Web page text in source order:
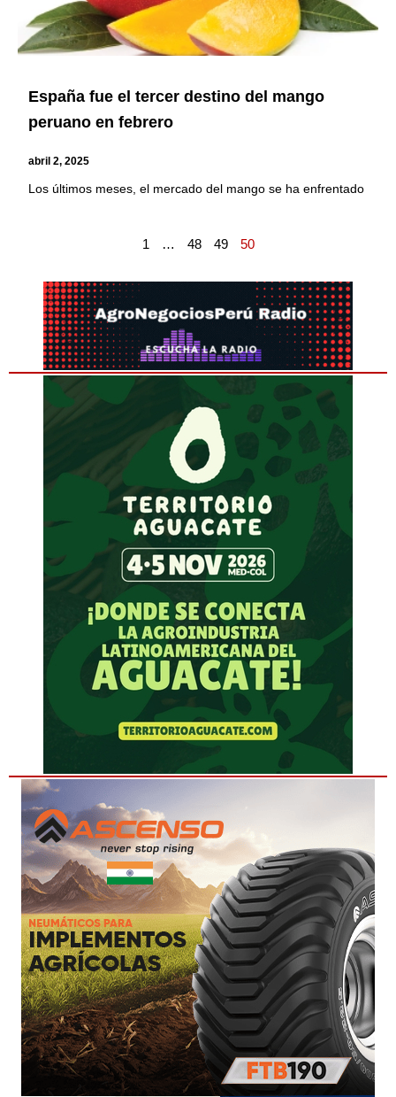
España fue el tercer destino del mango
peruano en febrero
abril 2, 2025
Los últimos meses, el mercado del mango se ha enfrentado
1 … 48 49 50